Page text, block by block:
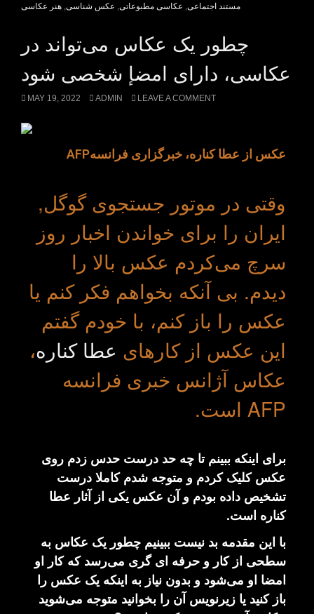
مستند اجتماعی عکاسی مطبوعاتی عکس شناسی هنر عکاسی
چطور یک عکاس می‌تواند در
عکاسی، دارای امضإ شخصی شود
MAY 19, 2022 ADMIN LEAVE A COMMENT
AFPعکس از عطا کناره، خبرگزاری فرانسه
وقتی در موتور جستجوی گوگل,
ایران را برای خواندن اخبار روز
سرچ می‌کردم عکس بالا را
دیدم. بی آنکه بخواهم فکر کنم یا
عکس را باز کنم، با خودم گفتم
این عکس از کارهای عطا کناره،
عکاس آژانس خبری فرانسه
AFP است.
برای اینکه ببینم تا چه حد درست حدس زدم روی
عکس کلیک کردم و متوجه شدم کاملا درست
تشخیص داده بودم و آن عکس یکی از آثار عطا
کناره است.
با این مقدمه بد نیست ببینیم چطور یک عکاس به
سطحی از کار و حرفه ای گری می‌رسد که کار او
امضا او می‌شود و بدون نیاز به اینکه یک عکس را
باز کنید یا زیرنویس آن را بخوانید متوجه می‌شوید